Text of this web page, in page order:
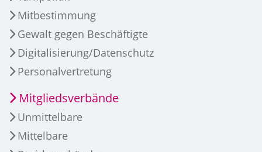
Mitbestimmung
Gewalt gegen Beschäftigte
Digitalisierung/Datenschutz
Personalvertretung
Mitgliedsverbände
Unmittelbare
Mittelbare